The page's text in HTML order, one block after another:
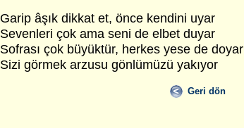
Garip âşık dikkat et, önce kendini uyar
Sevenleri çok ama seni de elbet duyar
Sofrası çok büyüktür, herkes yese de doyar
Sizi görmek arzusu gönlümüzü yakıyor
Geri dön